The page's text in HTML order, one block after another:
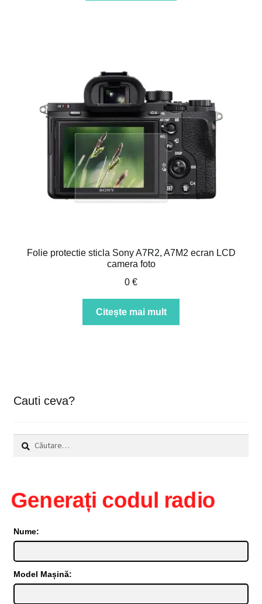
Folie protectie sticla Sony A7R2, A7M2 ecran LCD
camera foto
0 €
Citește mai mult
Cauti ceva?
Caută
după:
Generați codul radio
Nume:
Model Mașină: